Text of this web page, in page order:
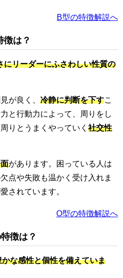
B型の特徴解説へ
徴は？
にリーダーにふさわしい性質の
が良く、 冷静に判断を下す こ
と行動力によって、周りをし
りとうまくやっていく 社交性
があります。困っている人は
点や失敗も温かく受け入れま
されています。
O型の特徴解説へ
徴は？
な感性と個性を備えていま